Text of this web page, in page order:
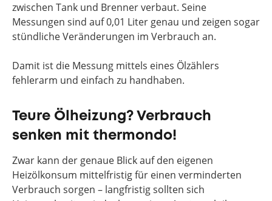
zwischen Tank und Brenner verbaut. Seine
Messungen sind auf 0,01 Liter genau und zeigen sogar
stündliche Veränderungen im Verbrauch an.
Damit ist die Messung mittels eines Ölzählers
fehlerarm und einfach zu handhaben.
Teure Ölheizung? Verbrauch
senken mit thermondo!
Zwar kann der genaue Blick auf den eigenen
Heizölkonsum mittelfristig für einen verminderten
Verbrauch sorgen – langfristig sollten sich